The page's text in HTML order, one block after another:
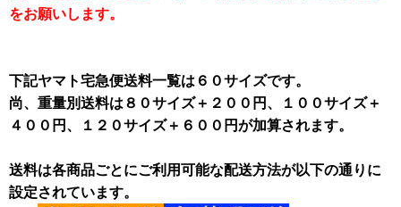
をお願いします。
下記ヤマト宅急便送料一覧は６０サイズです。
尚、重量別送料は８０サイズ＋２００円、１００サイズ＋
４００円、１２０サイズ＋６００円が加算されます。
送料は各商品ごとにご利用可能な配送方法が以下の通りに
設定されています。